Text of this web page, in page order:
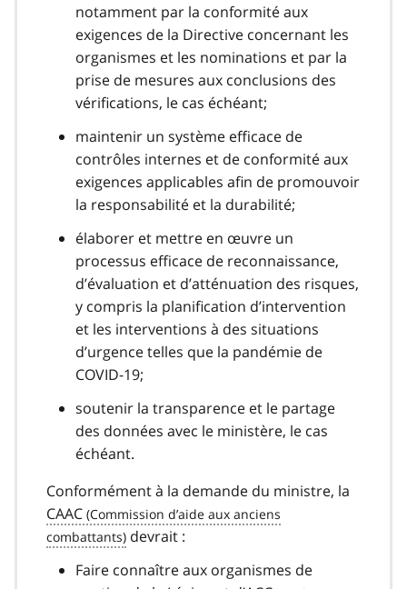
notamment par la conformité aux
exigences de la Directive concernant les
organismes et les nominations et par la
prise de mesures aux conclusions des
vérifications, le cas échéant;
maintenir un système efficace de
contrôles internes et de conformité aux
exigences applicables afin de promouvoir
la responsabilité et la durabilité;
élaborer et mettre en œuvre un
processus efficace de reconnaissance,
d’évaluation et d’atténuation des risques,
y compris la planification d’intervention
et les interventions à des situations
d’urgence telles que la pandémie de
COVID-19;
soutenir la transparence et le partage
des données avec le ministère, le cas
échéant.
Conformément à la demande du ministre, la
CAAC
devrait :
Faire connaître aux organismes de